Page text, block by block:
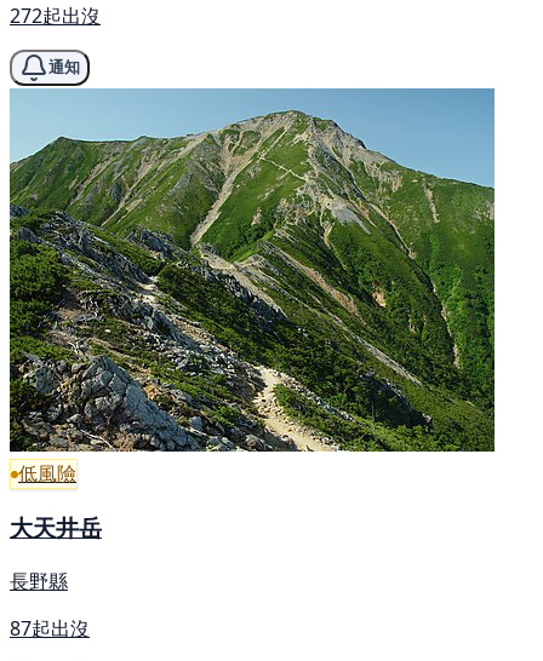
272起出沒
通知
低風險
大天井岳
長野縣
87起出沒